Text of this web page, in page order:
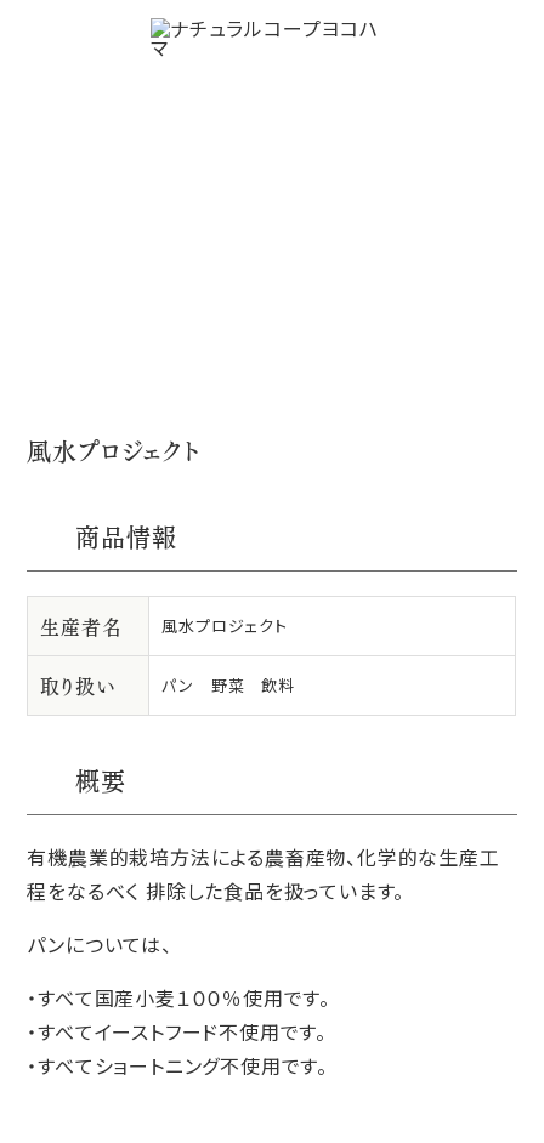
風水プロジェクト
商品情報
生産者名 風水プロジェクト
取り扱い パン 野菜 飲料
概要
有機農業的栽培方法による農畜産物、化学的な生産工
程をなるべく 排除した食品を扱っています。
パンについては、
・すべて国産小麦１００％使用です。
・すべてイーストフード不使用です。
・すべてショートニング不使用です。